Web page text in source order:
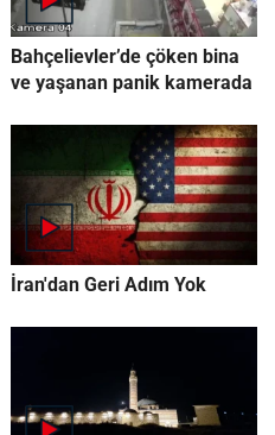
Bahçelievler’de çöken bina
ve yaşanan panik kamerada
İran'dan Geri Adım Yok